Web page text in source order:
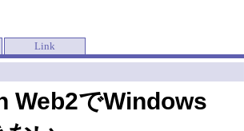
Link
Web2でWindows